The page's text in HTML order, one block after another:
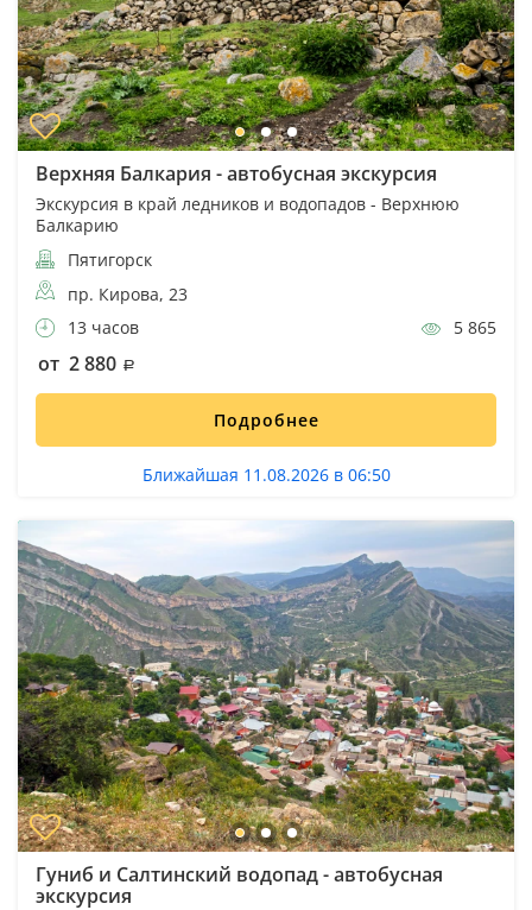
Верхняя Балкария - автобусная экскурсия
Экскурсия в край ледников и водопадов - Верхнюю
Балкарию
Пятигорск
пр. Кирова, 23
13 часов
5 865
от 2 880
Подробнее
Ближайшая 11.08.2026 в 06:50
Гуниб и Салтинский водопад - автобусная
экскурсия